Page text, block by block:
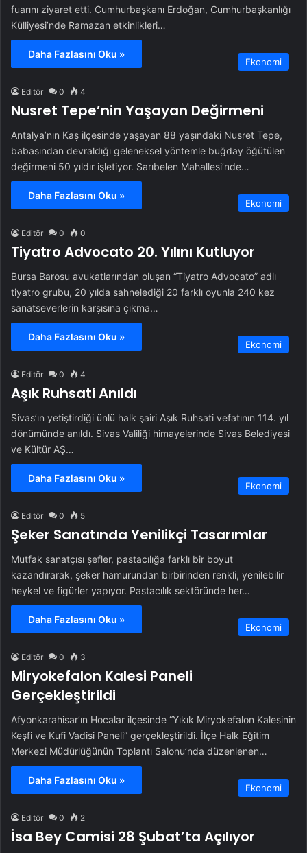
fuarını ziyaret etti. Cumhurbaşkanı Erdoğan, Cumhurbaşkanlığı
Külliyesi’nde Ramazan etkinlikleri…
Daha Fazlasını Oku »
Ekonomi
Editör 0 4
Nusret Tepe’nin Yaşayan Değirmeni
Antalya’nın Kaş ilçesinde yaşayan 88 yaşındaki Nusret Tepe,
babasından devraldığı geleneksel yöntemle buğday öğütülen
değirmeni 50 yıldır işletiyor. Sarıbelen Mahallesi’nde…
Daha Fazlasını Oku »
Ekonomi
Editör 0 0
Tiyatro Advocato 20. Yılını Kutluyor
Bursa Barosu avukatlarından oluşan “Tiyatro Advocato” adlı
tiyatro grubu, 20 yılda sahnelediği 20 farklı oyunla 240 kez
sanatseverlerin karşısına çıkma…
Daha Fazlasını Oku »
Ekonomi
Editör 0 4
Aşık Ruhsati Anıldı
Sivas’ın yetiştirdiği ünlü halk şairi Aşık Ruhsati vefatının 114. yıl
dönümünde anıldı. Sivas Valiliği himayelerinde Sivas Belediyesi
ve Kültür AŞ…
Daha Fazlasını Oku »
Ekonomi
Editör 0 5
Şeker Sanatında Yenilikçi Tasarımlar
Mutfak sanatçısı şefler, pastacılığa farklı bir boyut
kazandırarak, şeker hamurundan birbirinden renkli, yenilebilir
heykel ve figürler yapıyor. Pastacılık sektöründe her…
Daha Fazlasını Oku »
Ekonomi
Editör 0 3
Miryokefalon Kalesi Paneli
Gerçekleştirildi
Afyonkarahisar’ın Hocalar ilçesinde “Yıkık Miryokefalon Kalesinin
Keşfi ve Kufi Vadisi Paneli” gerçekleştirildi. İlçe Halk Eğitim
Merkezi Müdürlüğünün Toplantı Salonu’nda düzenlenen…
Daha Fazlasını Oku »
Ekonomi
Editör 0 2
İsa Bey Camisi 28 Şubat’ta Açılıyor